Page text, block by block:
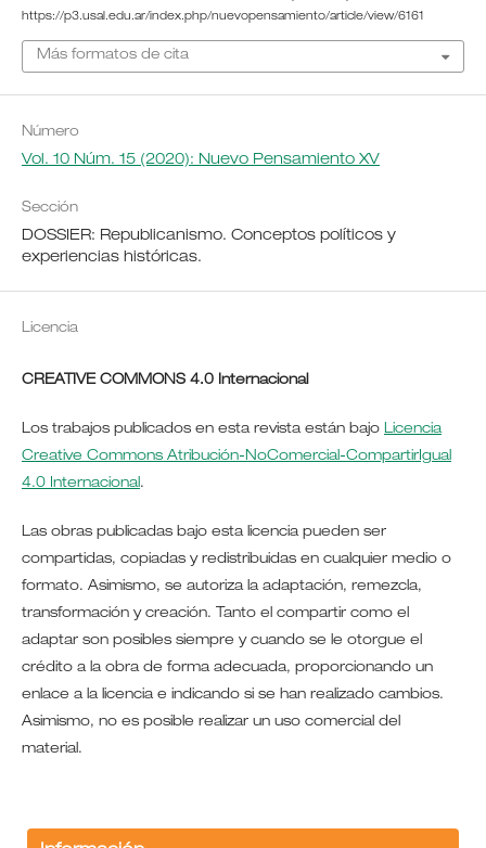
https://p3.usal.edu.ar/index.php/nuevopensamiento/article/view/6161
Más formatos de cita
Número
Vol. 10 Núm. 15 (2020): Nuevo Pensamiento XV
Sección
DOSSIER: Republicanismo. Conceptos políticos y
experiencias históricas.
Licencia
CREATIVE COMMONS 4.0 Internacional
Los trabajos publicados en esta revista están bajo Licencia
Creative Commons Atribución-NoComercial-CompartirIgual
4.0 Internacional.
Las obras publicadas bajo esta licencia pueden ser
compartidas, copiadas y redistribuidas en cualquier medio o
formato. Asimismo, se autoriza la adaptación, remezcla,
transformación y creación. Tanto el compartir como el
adaptar son posibles siempre y cuando se le otorgue el
crédito a la obra de forma adecuada, proporcionando un
enlace a la licencia e indicando si se han realizado cambios.
Asimismo, no es posible realizar un uso comercial del
material.